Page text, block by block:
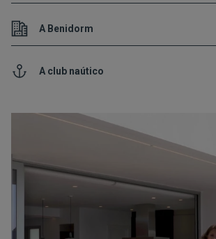
A Benidorm
A club naútico